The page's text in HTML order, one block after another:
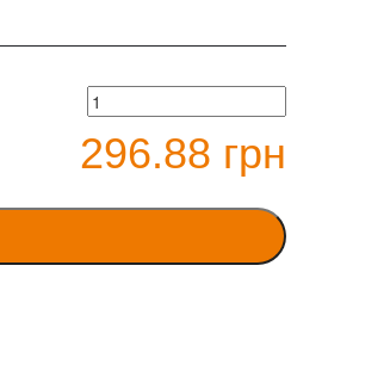
296.88 грн